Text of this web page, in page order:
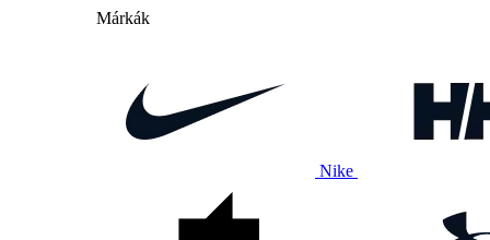
Márkák
Nike